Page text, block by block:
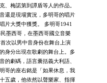
、梅諾第到譚盾等人的作品。
還是現場實況，多明哥的唱片
片大獎中獲獎。 多明哥1941
墨西哥，在墨西哥國立音樂
次以男中音身份在舞台上演
身分出現在歌劇的舞台上。多
的劇碼，語言囊括義大利語、
哥的座右銘是「如果休息，我
五歲，他依然以聲樂家、指揮